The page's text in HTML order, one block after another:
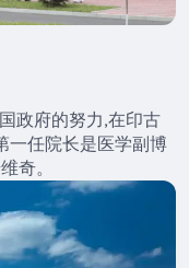
政府的努力,在印古
一任院长是医学副博
奇。